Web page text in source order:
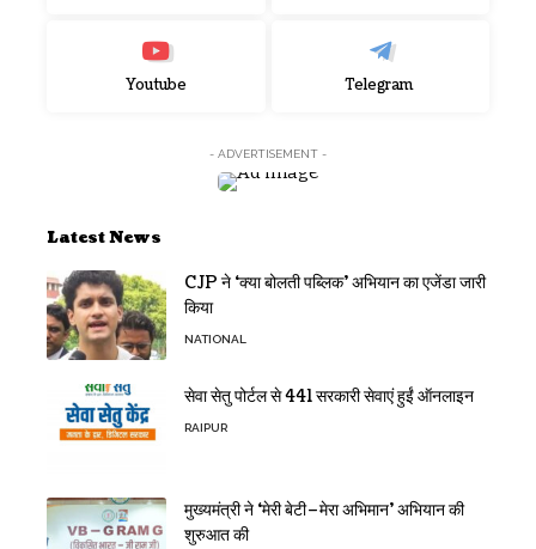
Youtube Telegram
- ADVERTISEMENT -
Latest News
CJP ने ‘क्या बोलती पब्लिक’ अभियान का एजेंडा जारी
किया
NATIONAL
सेवा सेतु पोर्टल से 441 सरकारी सेवाएं हुईं ऑनलाइन
RAIPUR
मुख्यमंत्री ने ‘मेरी बेटी–मेरा अभिमान’ अभियान की
शुरुआत की